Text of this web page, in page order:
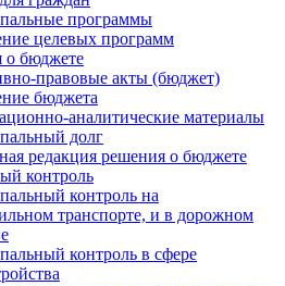
программы
целевых программ
о бюджете
правовые акты (бюджет)
бюджета
аналитические материалы
долг
редакция решения о бюджете
контроль
контроль на
транспорте, и в дорожном
контроль в сфере